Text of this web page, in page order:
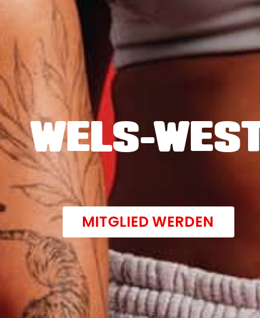
WELS-WEST
MITGLIED WERDEN